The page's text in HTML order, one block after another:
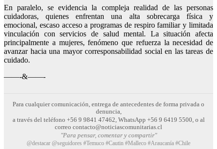
En paralelo, se evidencia la compleja realidad de las personas
cuidadoras, quienes enfrentan una alta sobrecarga física y
emocional, escaso acceso a programas de respiro familiar y limitada
vinculación con servicios de salud mental. La situación afecta
principalmente a mujeres, fenómeno que refuerza la necesidad de
avanzar hacia una mayor corresponsabilidad social en las tareas de
cuidado.
——-&——-
Para cualquier comunicación, entrega de antecedentes de forma privada o
denuncia,
a través del teléfono +56 9 9841 47462, WhatsApp +56 9 6419 5500, o al
correo contacto@noticiascomunitarias.cl
"Para pensar, comentar y compartir"
@destacar @seguidores #Temuco #Cautin #Malleco #Araucanía #Chile